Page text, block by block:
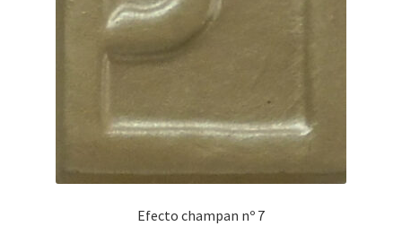
Efecto champan nº 7